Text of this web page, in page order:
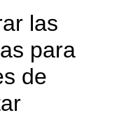
las
para
de